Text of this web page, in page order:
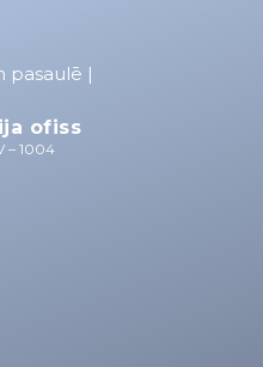
pasaulē |
ofiss
– 1004